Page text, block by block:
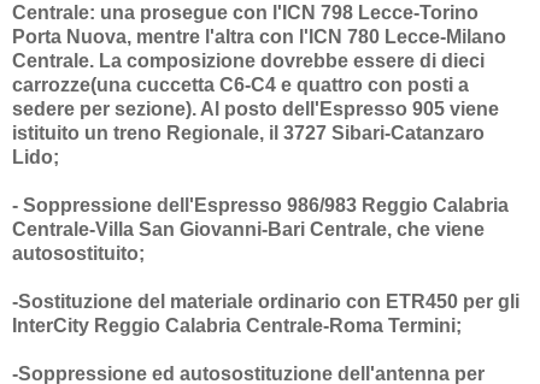
Centrale: una prosegue con l'ICN 798 Lecce-Torino
Porta Nuova, mentre l'altra con l'ICN 780 Lecce-Milano
Centrale. La composizione dovrebbe essere di dieci
carrozze(una cuccetta C6-C4 e quattro con posti a
sedere per sezione). Al posto dell'Espresso 905 viene
istituito un treno Regionale, il 3727 Sibari-Catanzaro
Lido;
- Soppressione dell'Espresso 986/983 Reggio Calabria
Centrale-Villa San Giovanni-Bari Centrale, che viene
autosostituito;
-Sostituzione del materiale ordinario con ETR450 per gli
InterCity Reggio Calabria Centrale-Roma Termini;
-Soppressione ed autosostituzione dell'antenna per